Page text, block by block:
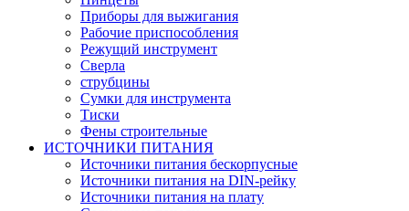
Приборы для выжигания
Рабочие приспособления
Режущий инструмент
Сверла
струбцины
Сумки для инструмента
Тиски
Фены строительные
ИСТОЧНИКИ ПИТАНИЯ
Источники питания бескорпусные
Источники питания на DIN-рейку
Источники питания на плату